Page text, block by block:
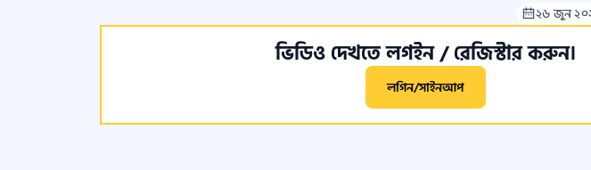
২৬ জুন
ভিডিও দেখতে লগইন / রেজিস্টার করুন।
লগিন/সাইনআপ